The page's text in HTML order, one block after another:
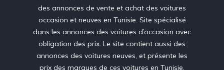
des annonces de vente et achat des voitures
occasion et neuves en Tunisie. Site spécialisé
dans les annonces des voitures d’occasion avec
obligation des prix. Le site contient aussi des
annonces des voitures neuves, et présente les
prix des marques de ces voitures en Tunisie,